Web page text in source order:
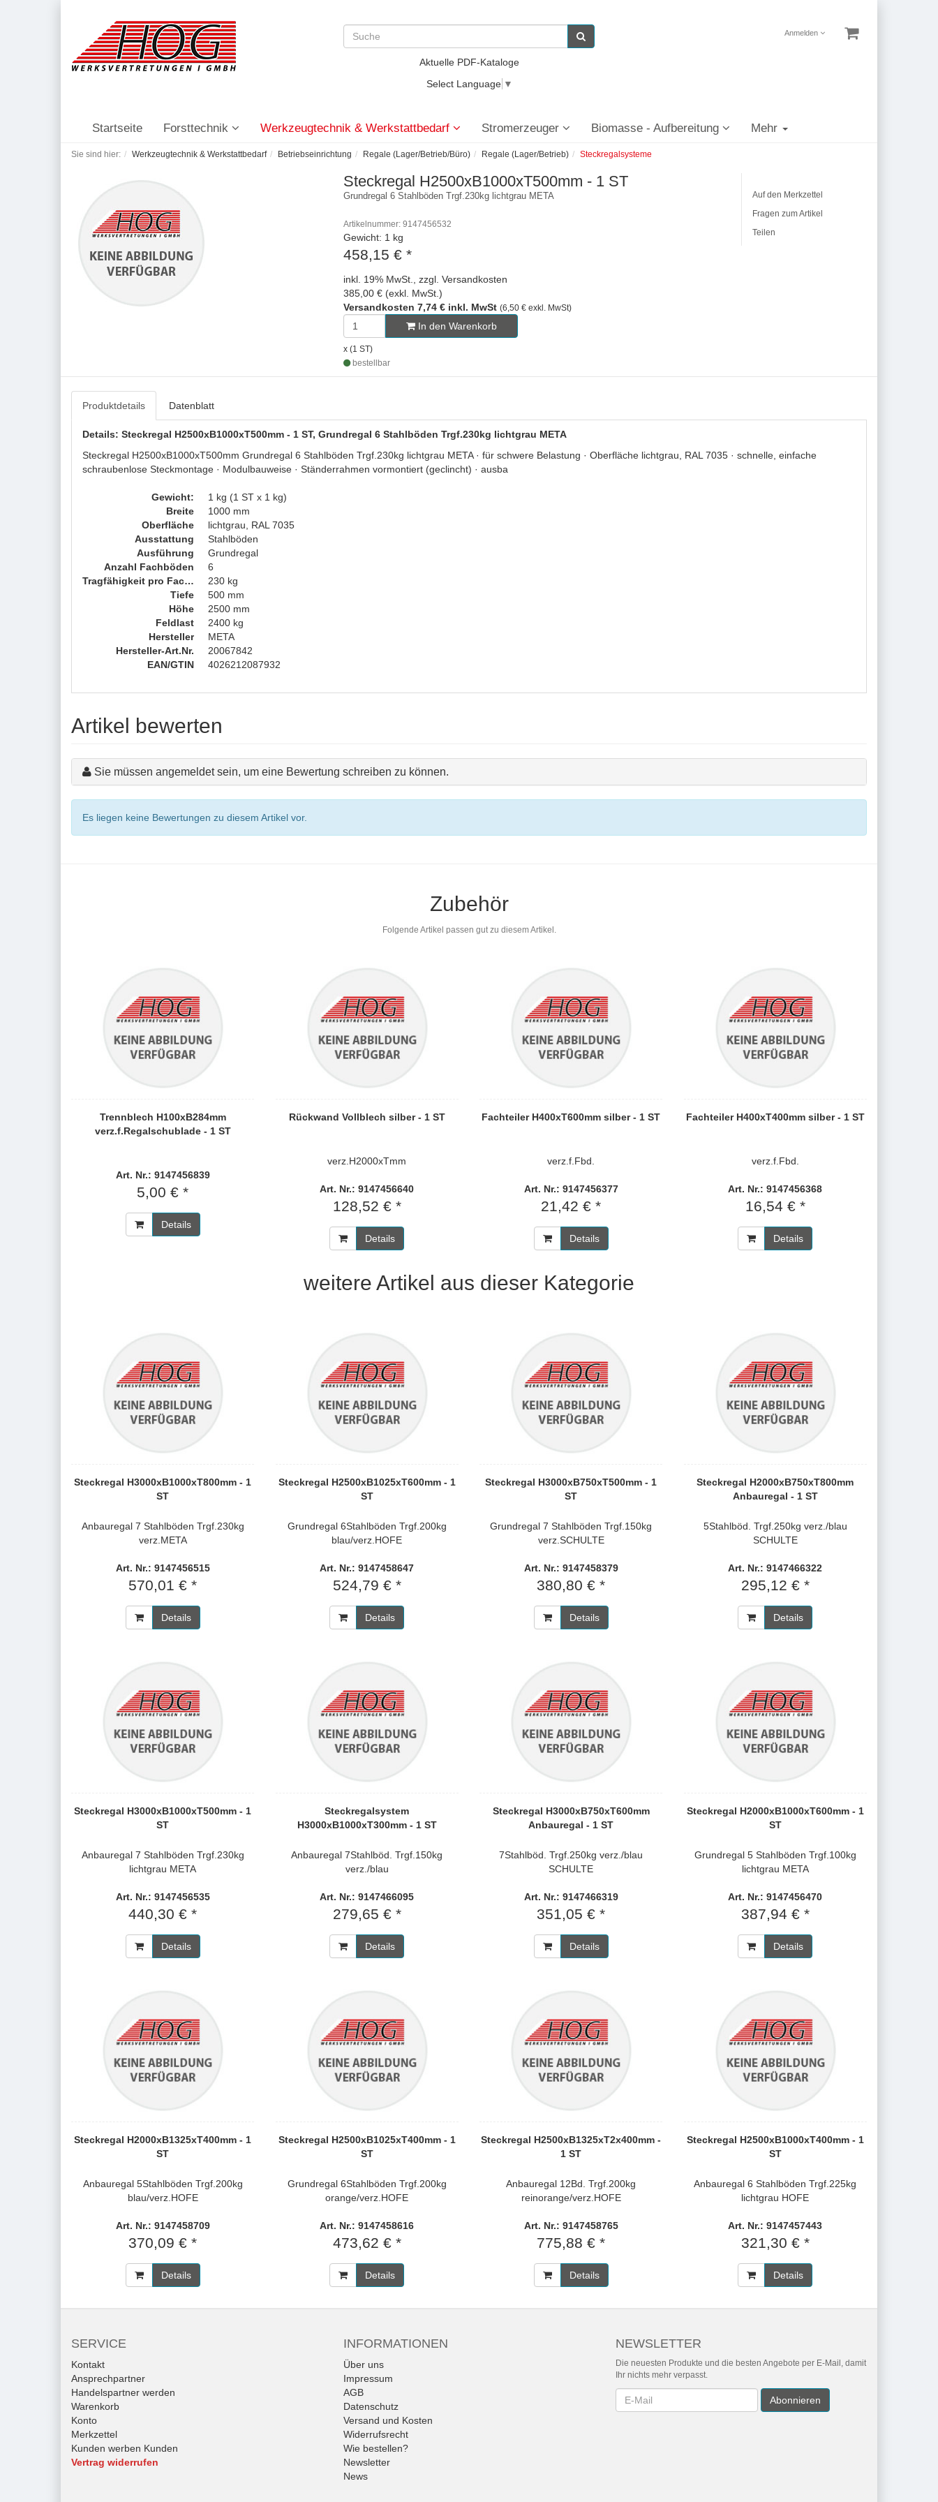
Anmelden
Aktuelle PDF-Kataloge
Select Language ▼
Startseite Forsttechnik Werkzeugtechnik & Werkstattbedarf Stromerzeuger Biomasse - Aufbereitung Mehr
Sie sind hier: Werkzeugtechnik & Werkstattbedarf Betriebseinrichtung Regale (Lager/Betrieb/Büro) Regale (Lager/Betrieb) Steckregalsysteme
Steckregal H2500xB1000xT500mm - 1 ST
Grundregal 6 Stahlböden Trgf.230kg lichtgrau META
Artikelnummer: 9147456532
Gewicht: 1 kg
458,15 € *
inkl. 19% MwSt., zzgl. Versandkosten
385,00 € (exkl. MwSt.)
Versandkosten 7,74 € inkl. MwSt (6,50 € exkl. MwSt)
In den Warenkorb
x (1 ST)
bestellbar
Auf den Merkzettel
Fragen zum Artikel
Teilen
Produktdetails Datenblatt
Details: Steckregal H2500xB1000xT500mm - 1 ST, Grundregal 6 Stahlböden Trgf.230kg lichtgrau META
Steckregal H2500xB1000xT500mm Grundregal 6 Stahlböden Trgf.230kg lichtgrau META · für schwere Belastung · Oberfläche lichtgrau, RAL 7035 · schnelle, einfache
schraubenlose Steckmontage · Modulbauweise · Ständerrahmen vormontiert (geclincht) · ausba
Gewicht:
1 kg (1 ST x 1 kg)
Breite
1000 mm
Oberfläche
lichtgrau, RAL 7035
Ausstattung
Stahlböden
Ausführung
Grundregal
Anzahl Fachböden
6
Tragfähigkeit pro Fachboden
230 kg
Tiefe
500 mm
Höhe
2500 mm
Feldlast
2400 kg
Hersteller
META
Hersteller-Art.Nr.
20067842
EAN/GTIN
4026212087932
Artikel bewerten
Sie müssen angemeldet sein, um eine Bewertung schreiben zu können.
Es liegen keine Bewertungen zu diesem Artikel vor.
Zubehör
Folgende Artikel passen gut zu diesem Artikel.
Trennblech H100xB284mm
verz.f.Regalschublade - 1 ST
Art. Nr.: 9147456839
5,00 € *
Details
Rückwand Vollblech silber - 1 ST
verz.H2000xTmm
Art. Nr.: 9147456640
128,52 € *
Details
Fachteiler H400xT600mm silber - 1 ST
verz.f.Fbd.
Art. Nr.: 9147456377
21,42 € *
Details
Fachteiler H400xT400mm silber - 1 ST
verz.f.Fbd.
Art. Nr.: 9147456368
16,54 € *
Details
weitere Artikel aus dieser Kategorie
Steckregal H3000xB1000xT800mm - 1
ST
Anbauregal 7 Stahlböden Trgf.230kg
verz.META
Art. Nr.: 9147456515
570,01 € *
Details
Steckregal H2500xB1025xT600mm - 1
ST
Grundregal 6Stahlböden Trgf.200kg
blau/verz.HOFE
Art. Nr.: 9147458647
524,79 € *
Details
Steckregal H3000xB750xT500mm - 1
ST
Grundregal 7 Stahlböden Trgf.150kg
verz.SCHULTE
Art. Nr.: 9147458379
380,80 € *
Details
Steckregal H2000xB750xT800mm
Anbauregal - 1 ST
5Stahlböd. Trgf.250kg verz./blau
SCHULTE
Art. Nr.: 9147466322
295,12 € *
Details
Steckregal H3000xB1000xT500mm - 1
ST
Anbauregal 7 Stahlböden Trgf.230kg
lichtgrau META
Art. Nr.: 9147456535
440,30 € *
Details
Steckregalsystem
H3000xB1000xT300mm - 1 ST
Anbauregal 7Stahlböd. Trgf.150kg
verz./blau
Art. Nr.: 9147466095
279,65 € *
Details
Steckregal H3000xB750xT600mm
Anbauregal - 1 ST
7Stahlböd. Trgf.250kg verz./blau
SCHULTE
Art. Nr.: 9147466319
351,05 € *
Details
Steckregal H2000xB1000xT600mm - 1
ST
Grundregal 5 Stahlböden Trgf.100kg
lichtgrau META
Art. Nr.: 9147456470
387,94 € *
Details
Steckregal H2000xB1325xT400mm - 1
ST
Anbauregal 5Stahlböden Trgf.200kg
blau/verz.HOFE
Art. Nr.: 9147458709
370,09 € *
Details
Steckregal H2500xB1025xT400mm - 1
ST
Grundregal 6Stahlböden Trgf.200kg
orange/verz.HOFE
Art. Nr.: 9147458616
473,62 € *
Details
Steckregal H2500xB1325xT2x400mm -
1 ST
Anbauregal 12Bd. Trgf.200kg
reinorange/verz.HOFE
Art. Nr.: 9147458765
775,88 € *
Details
Steckregal H2500xB1000xT400mm - 1
ST
Anbauregal 6 Stahlböden Trgf.225kg
lichtgrau HOFE
Art. Nr.: 9147457443
321,30 € *
Details
SERVICE
Kontakt
Ansprechpartner
Handelspartner werden
Warenkorb
Konto
Merkzettel
Kunden werben Kunden
Vertrag widerrufen
INFORMATIONEN
Über uns
Impressum
AGB
Datenschutz
Versand und Kosten
Widerrufsrecht
Wie bestellen?
Newsletter
News
NEWSLETTER
Die neuesten Produkte und die besten Angebote per E-Mail, damit
Ihr nichts mehr verpasst.
Newsletter Abonnieren